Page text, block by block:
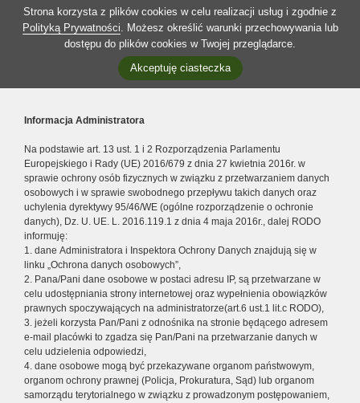
Strona korzysta z plików cookies w celu realizacji usług i zgodnie z
Polityką Prywatności. Możesz określić warunki przechowywania lub
dostępu do plików cookies w Twojej przeglądarce.
Akceptuję ciasteczka
Informacja Administratora
Na podstawie art. 13 ust. 1 i 2 Rozporządzenia Parlamentu
Europejskiego i Rady (UE) 2016/679 z dnia 27 kwietnia 2016r. w
sprawie ochrony osób fizycznych w związku z przetwarzaniem danych
osobowych i w sprawie swobodnego przepływu takich danych oraz
uchylenia dyrektywy 95/46/WE (ogólne rozporządzenie o ochronie
danych), Dz. U. UE. L. 2016.119.1 z dnia 4 maja 2016r., dalej RODO
informuję:
1. dane Administratora i Inspektora Ochrony Danych znajdują się w
linku „Ochrona danych osobowych”,
2. Pana/Pani dane osobowe w postaci adresu IP, są przetwarzane w
celu udostępniania strony internetowej oraz wypełnienia obowiązków
prawnych spoczywających na administratorze(art.6 ust.1 lit.c RODO),
3. jeżeli korzysta Pan/Pani z odnośnika na stronie będącego adresem
e-mail placówki to zgadza się Pan/Pani na przetwarzanie danych w
celu udzielenia odpowiedzi,
4. dane osobowe mogą być przekazywane organom państwowym,
organom ochrony prawnej (Policja, Prokuratura, Sąd) lub organom
samorządu terytorialnego w związku z prowadzonym postępowaniem,